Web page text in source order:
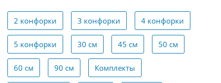
2 конфорки 3 конфорки 4 конфорки
5 конфорки 30 см 45 см 50 см
60 см 90 см Комплекты